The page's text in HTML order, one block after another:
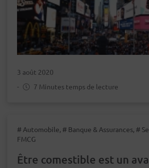
3 août 2020
-
7 Minutes temps de lecture
# Automobile, # Banque & Assurances, #
FMCG
Être comestible est un